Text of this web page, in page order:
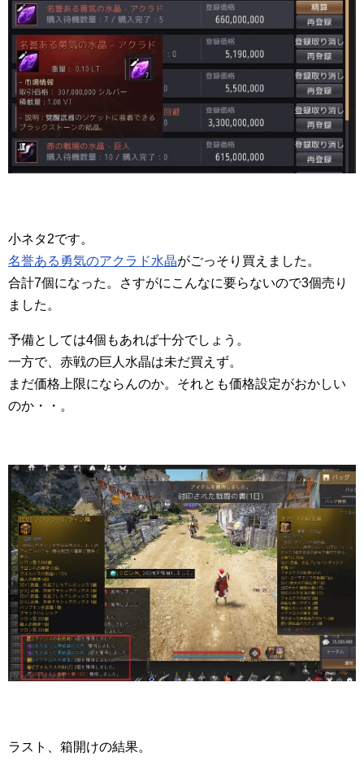
小ネタ2です。
名誉ある勇気のアクラド水晶がごっそり買えました。
合計7個になった。さすがにこんなに要らないので3個売り
ました。
予備としては4個もあれば十分でしょう。
一方で、赤戦の巨人水晶は未だ買えず。
まだ価格上限にならんのか。それとも価格設定がおかしい
のか・・。
ラスト、箱開けの結果。